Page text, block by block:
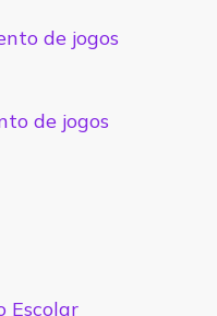
de jogos
de jogos
Escolar